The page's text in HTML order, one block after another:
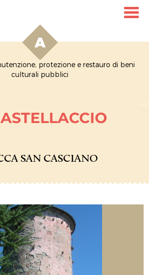
protezione e restauro di beni
culturali pubblici
SAN CASCIANO